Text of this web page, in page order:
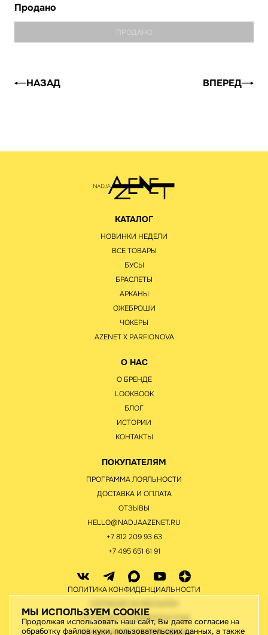
Продано
ПРОДАНО
НАЗАД ВПЕРЕД
МЫ ИСПОЛЬЗУЕМ COOKIE
Продолжая использовать наш сайт, Вы даете согласие на
обработку файлов куки, пользовательских данных, а также
КАТАЛОГ
НОВИНКИ НЕДЕЛИ
ВСЕ ТОВАРЫ
БУСЫ
БРАСЛЕТЫ
АРКАНЫ
ОЖЕБРОШИ
ЧОКЕРЫ
AZENET Х PARFIONOVA
О НАС
О БРЕНДЕ
LOOKBOOK
БЛОГ
ИСТОРИИ
КОНТАКТЫ
ПОКУПАТЕЛЯМ
ПРОГРАММА ЛОЯЛЬНОСТИ
ДОСТАВКА И ОПЛАТА
ОТЗЫВЫ
HELLO@NADJAAZENET.RU
+7 812 209 93 63
+7 495 651 61 91
ПОЛИТИКА КОНФИДЕНЦИАЛЬНОСТИ
СОГЛАСИЕ НА ОБРАБОТКУ ПНД
ЮРИДИЧЕСКАЯ ИНФОРМАЦИЯ